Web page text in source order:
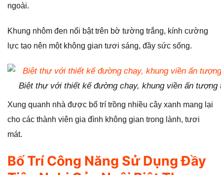
ngoài.
Khung nhôm đen nổi bật trên bờ tường trắng, kính cường
lực tạo nên một không gian tươi sáng, đầy sức sống.
Biệt thự với thiết kế đường chạy, khung viền ấn
Xung quanh nhà được bố trí trồng nhiều cây xanh mang lại
cho các thành viên gia đình không gian trong lành, tươi
mát.
Bố Trí Công Năng Sử Dụng Đầy